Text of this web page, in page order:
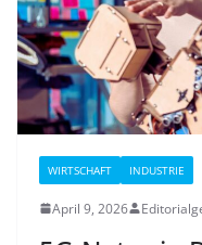
WIRTSCHAFT INDUSTRIE
April 9, 2026